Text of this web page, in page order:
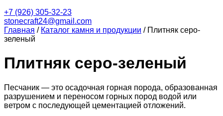
+7 (926) 305-32-23
stonecraft24@gmail.com
Главная / Каталог камня и продукции / Плитняк серо-
зеленый
Плитняк серо-зеленый
Песчаник — это осадочная горная порода, образованная
разрушением и переносом горных пород водой или
ветром с последующей цементацией отложений.